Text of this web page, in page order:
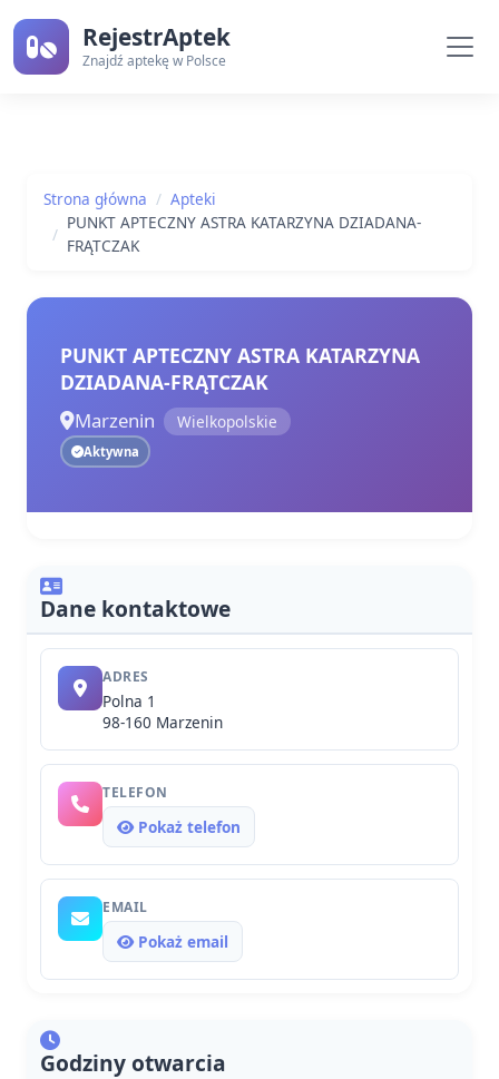
RejestrAptek
Znajdź aptekę w Polsce
Strona główna
Apteki
PUNKT APTECZNY ASTRA KATARZYNA DZIADANA-
FRĄTCZAK
PUNKT APTECZNY ASTRA KATARZYNA
DZIADANA-FRĄTCZAK
Marzenin Wielkopolskie
Aktywna
Dane kontaktowe
ADRES
Polna 1
98-160 Marzenin
TELEFON
Pokaż telefon
EMAIL
Pokaż email
Godziny otwarcia